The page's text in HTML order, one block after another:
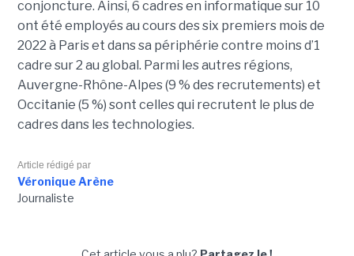
conjoncture. Ainsi, 6 cadres en informatique sur 10
ont été employés au cours des six premiers mois de
2022 à Paris et dans sa périphérie contre moins d’1
cadre sur 2 au global. Parmi les autres régions,
Auvergne-Rhône-Alpes (9 % des recrutements) et
Occitanie (5 %) sont celles qui recrutent le plus de
cadres dans les technologies.
Article rédigé par
Véronique Arène
Journaliste